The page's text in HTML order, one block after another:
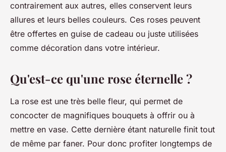
contrairement aux autres, elles conservent leurs
allures et leurs belles couleurs. Ces roses peuvent
être offertes en guise de cadeau ou juste utilisées
comme décoration dans votre intérieur.
Qu'est-ce qu'une rose éternelle ?
La rose est une très belle fleur, qui permet de
concocter de magnifiques bouquets à offrir ou à
mettre en vase. Cette dernière étant naturelle finit tout
de même par faner. Pour donc profiter longtemps de